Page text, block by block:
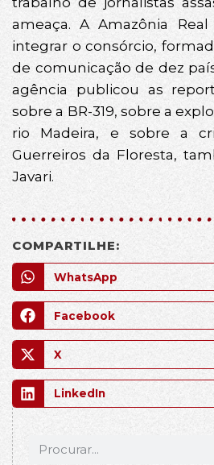
ameaça. A Amazônia
integrar o consórcio,
de comunicação de dez
agência publicou as
sobre a BR-319, sobre a
rio Madeira, e sobre a
Guerreiros da Floresta,
Javari.
COMPARTILHE:
WhatsApp
Facebook
X
LinkedIn